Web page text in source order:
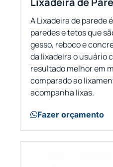
A Lixadeira de parede
paredes e tetos que
gesso, reboco e
da lixadeira o usuário
resultado melhor em
comparado ao
acompanha lixas.
Fazer orçamento